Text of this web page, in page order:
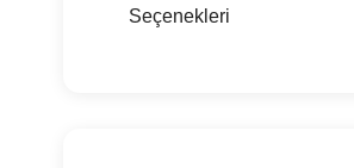
Seçenekleri